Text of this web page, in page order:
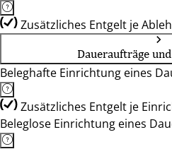
Zusätzliches Entgelt je
Daueraufträge
Beleghafte Einrichtung eines
Zusätzliches Entgelt je
Beleglose Einrichtung eines